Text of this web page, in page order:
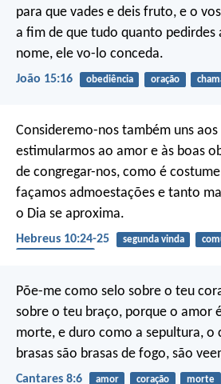
para que vades e deis fruto, e o
a fim de que tudo quanto pedirdes
nome, ele vo-lo conceda.
João 15:16 obediência oração
Consideremo-nos também uns
estimularmos ao amor e às boas
de congregar-nos, como é
façamos admoestações e tanto
o Dia se aproxima.
Hebreus 10:24-25 segunda vinda
Põe-me como selo sobre o teu
sobre o teu braço, porque o amor
morte, e duro como a sepultura, o
brasas são brasas de fogo, são
Cantares 8:6 amor coração morte